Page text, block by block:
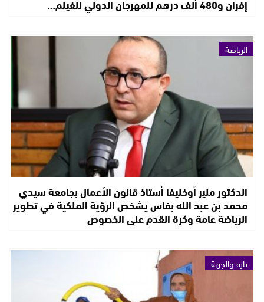
إفران و480 ألف درهم للمهرجان الدولي للفيلم…
الرياضة
الدكتور منير أوخليفا أستاذ قانون الأعمال بجامعة سيدي
محمد بن عبد الله بفاس يشخص الرؤية الملكية في تطوير
الرياضة عامة وكرة القدم على الخصوص
تازة والجهة